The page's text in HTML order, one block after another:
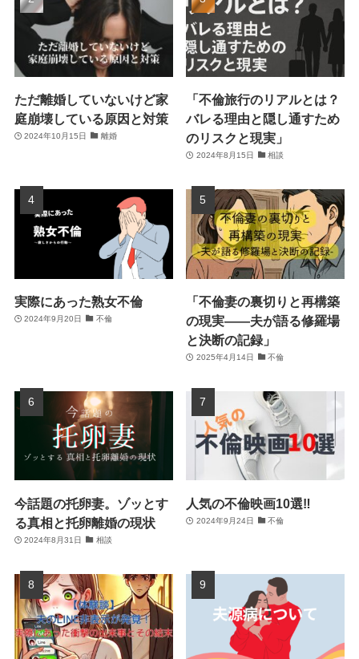
ただ離婚していないけど家
庭崩壊している原因と対策
2024年10月15日 離婚
「不倫旅行のリアルとは？
バレる理由と隠し通すため
のリスクと現実」
2024年8月15日 相談
実際にあった熟女不倫
2024年9月20日 不倫
「不倫妻の裏切りと再構築
の現実――夫が語る修羅場
と決断の記録」
2025年4月14日 不倫
今話題の托卵妻。ゾッとす
る真相と托卵離婚の現状
2024年8月31日 相談
人気の不倫映画10選‼
2024年9月24日 不倫